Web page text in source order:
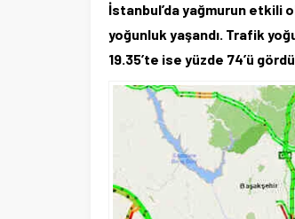
İstanbul’da yağmurun etkili
yoğunluk yaşandı. Trafik
19.35’te ise yüzde 74’ü